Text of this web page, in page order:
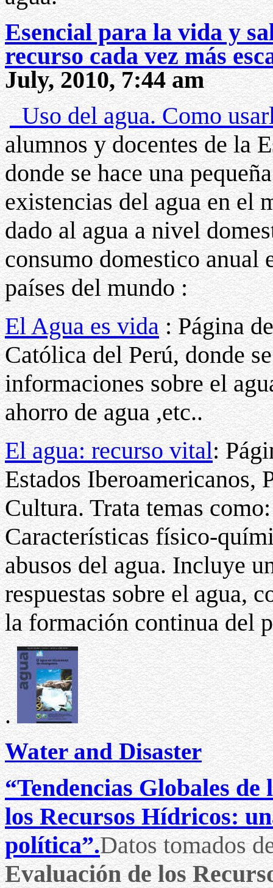
Esencial para la vida y
recurso cada vez más
July, 2010, 7:44 am
Uso del agua. Como
alumnos y docentes de la
donde se hace una
existencias del agua en el
dado al agua a nivel
consumo domestico anual
países del mundo :
El Agua es vida: Página
Católica del Perú, donde
informaciones sobre el
ahorro de agua ,etc..
El agua: recurso vital:
Estados Iberoamericanos,
Cultura. Trata temas
Características físico-
abusos del agua. Incluye
respuestas sobre el agua,
la formación continua del
.
Water and Disaster
“Tendencias Globales de
los Recursos Hídricos:
política”.Datos tomados
Evaluación de los